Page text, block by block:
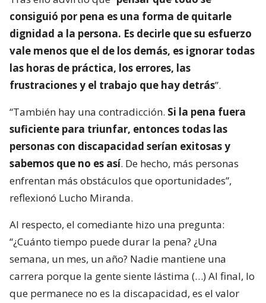
consiguió por pena es una forma de quitarle
dignidad a la persona. Es decirle que su esfuerzo
vale menos que el de los demás, es ignorar todas
las horas de práctica, los errores, las
frustraciones y el trabajo que hay detrás”.
“También hay una contradicción. Si la pena fuera
suficiente para triunfar, entonces todas las
personas con discapacidad serían exitosas y
sabemos que no es así. De hecho, más personas
enfrentan más obstáculos que oportunidades”,
reflexionó Lucho Miranda.
Al respecto, el comediante hizo una pregunta:
“¿Cuánto tiempo puede durar la pena? ¿Una
semana, un mes, un año? Nadie mantiene una
carrera porque la gente siente lástima (…) Al final, lo
que permanece no es la discapacidad, es el valor